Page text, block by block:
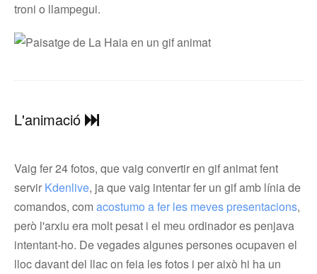
troni o llampegui.
L'animació
Vaig fer 24 fotos, que vaig convertir en gif animat fent
servir Kdenlive, ja que vaig intentar fer un gif amb línia de
comandos, comacostumo a fer les meves presentacions,
però l'arxiu era molt pesat i el meu ordinador es penjava
intentant-ho. De vegades algunes persones ocupaven el
lloc davant del llac on feia les fotos i per això hi ha un